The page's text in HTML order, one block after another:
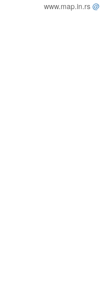
www.map.in.rs @